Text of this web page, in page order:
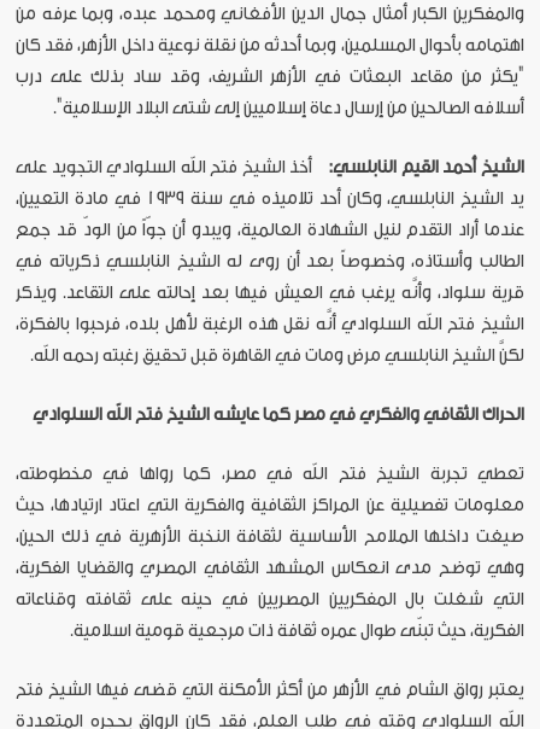
والمفكرين الكبار أمثال جمال الدين الأفغاني ومحمد عبده، وبما عرفه من
اهتمامه بأحوال المسلمين، وبما أحدثه من نقلة نوعية داخل الأزهر، فقد كان
"يكثر من مقاعد البعثات في الأزهر الشريف، وقد ساد بذلك على درب
أسلافه الصالحين من إرسال دعاة إسلاميين إلى شتى البلاد الإسلامية".
الشيخ أحمد القيم النابلسي: أخذ الشيخ فتح الله السلوادي التجويد على
يد الشيخ النابلسي، وكان أحد تلاميذه في سنة 1939 في مادة التعيين،
عندما أراد التقدم لنيل الشهادة العالمية، ويبدو أن جوّاً من الودّ قد جمع
الطالب وأستاذه، وخصوصاً بعد أن روى له الشيخ النابلسي ذكرياته في
قرية سلواد، وأنَّه يرغب في العيش فيها بعد إحالته على التقاعد. ويذكر
الشيخ فتح الله السلوادي أنَّه نقل هذه الرغبة لأهل بلده، فرحبوا بالفكرة،
لكنَّ الشيخ النابلسي مرض ومات في القاهرة قبل تحقيق رغبته رحمه الله.
الحراكالثقافيوالفكريفيمصر كماعايشهالشيخ فتح اللهالسلوادي
تعطي تجربة الشيخ فتح الله في مصر، كما رواها في مخطوطته،
معلومات تفصيلية عن المراكز الثقافية والفكرية التي اعتاد ارتيادها، حيث
صيغت داخلها الملامح الأساسية لثقافة النخبة الأزهرية في ذلك الحين،
وهي توضح مدى انعكاس المشهد الثقافي المصري والقضايا الفكرية،
التي شغلت بال المفكريين المصريين في حينه على ثقافته وقناعاته
الفكرية، حيث تبنّى طوال عمره ثقافة ذات مرجعية قومية اسلامية.
يعتبر رواق الشام في الأزهر من أكثر الأمكنة التي قضى فيها الشيخ فتح
الله السلوادي وقته في طلب العلم، فقد كان الرواق بحجره المتعددة